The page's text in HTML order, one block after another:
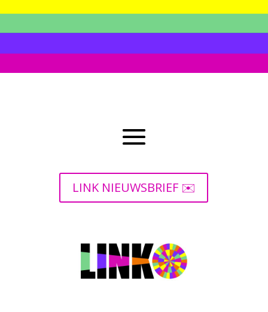
LINK NIEUWSBRIEF ✉️